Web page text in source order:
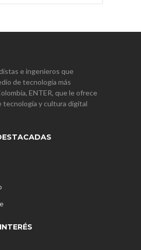
e ingenieros que
de tecnología más
ENTER, que le ofrece
tecnología y cultura digital